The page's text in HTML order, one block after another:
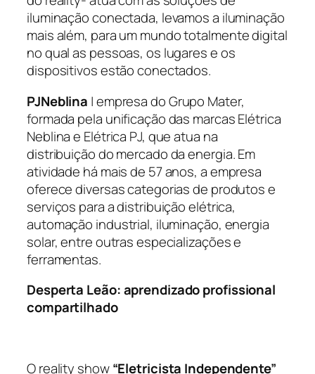
iluminação conectada, levamos a iluminação
mais além, para um mundo totalmente digital
no qual as pessoas, os lugares e os
dispositivos estão conectados.
PJNeblina | empresa do Grupo Mater,
formada pela unificação das marcas Elétrica
Neblina e Elétrica PJ, que atua na
distribuição do mercado da energia. Em
atividade há mais de 57 anos, a empresa
oferece diversas categorias de produtos e
serviços para a distribuição elétrica,
automação industrial, iluminação, energia
solar, entre outras especializações e
ferramentas.
Desperta Leão: aprendizado profissional
compartilhado
O reality show“Eletricista Independente”